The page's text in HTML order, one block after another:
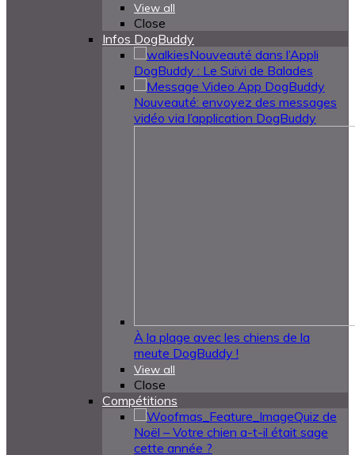
View all
Close
Infos DogBuddy
Nouveauté dans l’Appli
DogBuddy : Le Suivi de Balades
Nouveauté: envoyez des messages
vidéo via l’application DogBuddy
À la plage avec les chiens de la
meute DogBuddy !
View all
Close
Compétitions
Quiz de
Noël – Votre chien a-t-il était sage
cette année ?